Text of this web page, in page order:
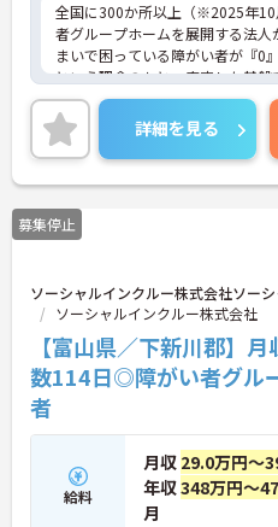
全国に300か所以上（※2025年10
者グループホームを展開する法人
まいで困っている障がい者が『0
という理念のもと、安定した基盤
立を支援しています。週1日から
ワークや扶養内での勤務も歓迎し
ペースで働けます。20代から60
活躍中で、未経験や無資格の方で
トできるよう、先輩スタッフが丁
す。昇給の機会は年2回あり、頑
境です。正社員登用制度や産休・
られます。介護に挑戦したい方
効活用したい方におすすめです。
詳細等をお伝えしますので、お気
ください。
詳細を見る
募集停止
ソーシャルインクルー株式会社ソー
ソーシャルインクルー株式会社
【富山県／下新川郡】
数114日◎障がい者グル
者
給料
月収 29.0万円～
年収348万円～
月